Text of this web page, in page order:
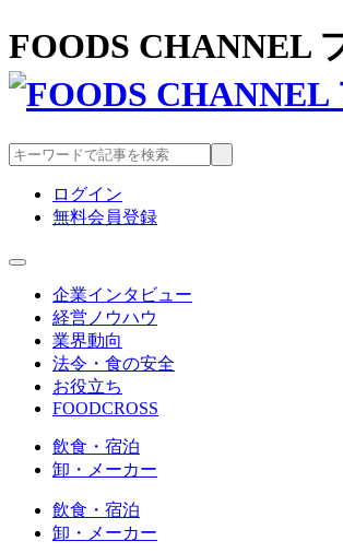
FOODS CHANNEL
ログイン
無料会員登録
企業インタビュー
経営ノウハウ
業界動向
法令・食の安全
お役立ち
FOODCROSS
飲食・宿泊
卸・メーカー
飲食・宿泊
卸・メーカー